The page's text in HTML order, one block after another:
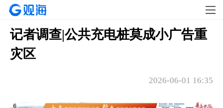
记者调查|公共充电桩莫成小广告重
灾区
2026-06-01 16:35